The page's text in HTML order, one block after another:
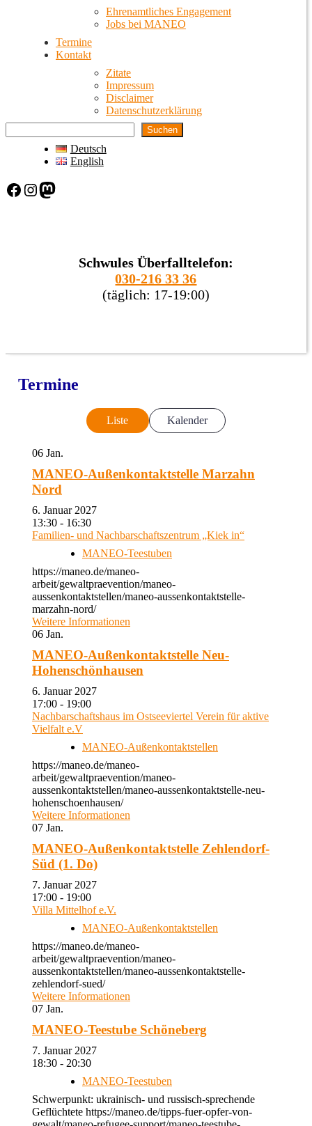
Ehrenamtliches Engagement
Jobs bei MANEO
Termine
Kontakt
Zitate
Impressum
Disclaimer
Datenschutzerklärung
Suchen
Deutsch
English
Facebook Instagram Mastodon
Schwules Überfalltelefon:
030-216 33 36
(täglich: 17-19:00)
Termine
Liste Kalender
06 Jan.
MANEO-Außenkontaktstelle Marzahn
Nord
6. Januar 2027
13:30 - 16:30
Familien- und Nachbarschaftszentrum „Kiek in“
MANEO-Teestuben
https://maneo.de/maneo-
arbeit/gewaltpraevention/maneo-
aussenkontaktstellen/maneo-aussenkontaktstelle-
marzahn-nord/
Weitere Informationen
06 Jan.
MANEO-Außenkontaktstelle Neu-
Hohenschönhausen
6. Januar 2027
17:00 - 19:00
Nachbarschaftshaus im Ostseeviertel Verein für aktive
Vielfalt e.V
MANEO-Außenkontaktstellen
https://maneo.de/maneo-
arbeit/gewaltpraevention/maneo-
aussenkontaktstellen/maneo-aussenkontaktstelle-neu-
hohenschoenhausen/
Weitere Informationen
07 Jan.
MANEO-Außenkontaktstelle Zehlendorf-
Süd (1. Do)
7. Januar 2027
17:00 - 19:00
Villa Mittelhof e.V.
MANEO-Außenkontaktstellen
https://maneo.de/maneo-
arbeit/gewaltpraevention/maneo-
aussenkontaktstellen/maneo-aussenkontaktstelle-
zehlendorf-sued/
Weitere Informationen
07 Jan.
MANEO-Teestube Schöneberg
7. Januar 2027
18:30 - 20:30
MANEO-Teestuben
Schwerpunkt: ukrainisch- und russisch-sprechende
Geflüchtete https://maneo.de/tipps-fuer-opfer-von-